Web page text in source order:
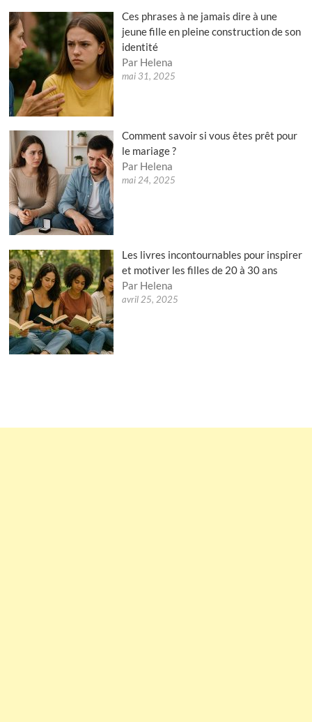
Ces phrases à ne jamais dire à une
jeune fille en pleine construction de son
identité
Par Helena
mai 31, 2025
Comment savoir si vous êtes prêt pour
le mariage ?
Par Helena
mai 24, 2025
Les livres incontournables pour inspirer
et motiver les filles de 20 à 30 ans
Par Helena
avril 25, 2025